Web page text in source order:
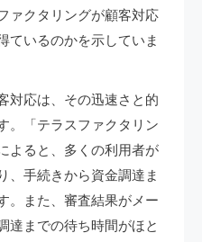
ァクタリングが顧客対応
ているのかを示していま
対応は、その迅速さと的
。「テラスファクタリン
よると、多くの利用者が
、手続きから資金調達ま
。また、審査結果がメー
達までの待ち時間がほと